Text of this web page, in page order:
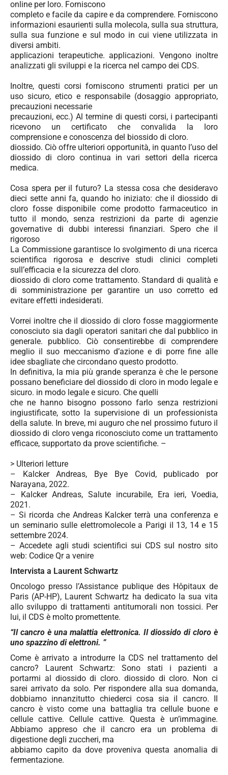
online per loro. Forniscono
completo e facile da capire e da comprendere. Forniscono
informazioni esaurienti sulla molecola, sulla sua struttura,
sulla sua funzione e sul modo in cui viene utilizzata in
diversi ambiti.
applicazioni terapeutiche. applicazioni. Vengono inoltre
analizzati gli sviluppi e la ricerca nel campo dei CDS.
Inoltre, questi corsi forniscono strumenti pratici per un
uso sicuro, etico e responsabile (dosaggio appropriato,
precauzioni necessarie
precauzioni, ecc.) Al termine di questi corsi, i partecipanti
ricevono un certificato che convalida la loro
comprensione e conoscenza del biossido di cloro.
diossido. Ciò offre ulteriori opportunità, in quanto l’uso del
diossido di cloro continua in vari settori della ricerca
medica.
Cosa spera per il futuro? La stessa cosa che desideravo
dieci sette anni fa, quando ho iniziato: che il diossido di
cloro fosse disponibile come prodotto farmaceutico in
tutto il mondo, senza restrizioni da parte di agenzie
governative di dubbi interessi finanziari. Spero che il
rigoroso
La Commissione garantisce lo svolgimento di una ricerca
scientifica rigorosa e descrive studi clinici completi
sull’efficacia e la sicurezza del cloro.
diossido di cloro come trattamento. Standard di qualità e
di somministrazione per garantire un uso corretto ed
evitare effetti indesiderati.
Vorrei inoltre che il diossido di cloro fosse maggiormente
conosciuto sia dagli operatori sanitari che dal pubblico in
generale. pubblico. Ciò consentirebbe di comprendere
meglio il suo meccanismo d’azione e di porre fine alle
idee sbagliate che circondano questo prodotto.
In definitiva, la mia più grande speranza è che le persone
possano beneficiare del diossido di cloro in modo legale e
sicuro. in modo legale e sicuro. Che quelli
che ne hanno bisogno possono farlo senza restrizioni
ingiustificate, sotto la supervisione di un professionista
della salute. In breve, mi auguro che nel prossimo futuro il
diossido di cloro venga riconosciuto come un trattamento
efficace, supportato da prove scientifiche. –
> Ulteriori letture
– Kalcker Andreas, Bye Bye Covid, publicado por
Narayana, 2022.
– Kalcker Andreas, Salute incurabile, Era ieri, Voedia,
2021.
– Si ricorda che Andreas Kalcker terrà una conferenza e
un seminario sulle elettromolecole a Parigi il 13, 14 e 15
settembre 2024.
– Accedete agli studi scientifici sui CDS sul nostro sito
web: Codice Qr a venire
Intervista a Laurent Schwartz
Oncologo presso l’Assistance publique des Hôpitaux de
Paris (AP-HP), Laurent Schwartz ha dedicato la sua vita
allo sviluppo di trattamenti antitumorali non tossici. Per
lui, il CDS è molto promettente.
“Il cancro è una malattia elettronica. Il diossido di cloro è
uno spazzino di elettroni. ”
Come è arrivato a introdurre la CDS nel trattamento del
cancro? Laurent Schwartz: Sono stati i pazienti a
portarmi al diossido di cloro. diossido di cloro. Non ci
sarei arrivato da solo. Per rispondere alla sua domanda,
dobbiamo innanzitutto chiederci cosa sia il cancro. Il
cancro è visto come una battaglia tra cellule buone e
cellule cattive. Cellule cattive. Questa è un’immagine.
Abbiamo appreso che il cancro era un problema di
digestione degli zuccheri, ma
abbiamo capito da dove proveniva questa anomalia di
fermentazione.